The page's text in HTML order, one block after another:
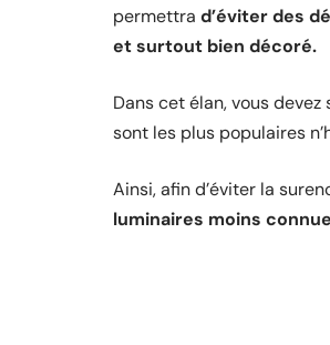
permettra d’éviter des
et surtout bien décoré.
Dans cet élan, vous
sont les plus populaires
Ainsi, afin d’éviter la
luminaires moins